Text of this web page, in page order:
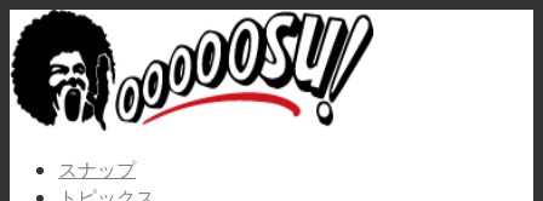
スナップ